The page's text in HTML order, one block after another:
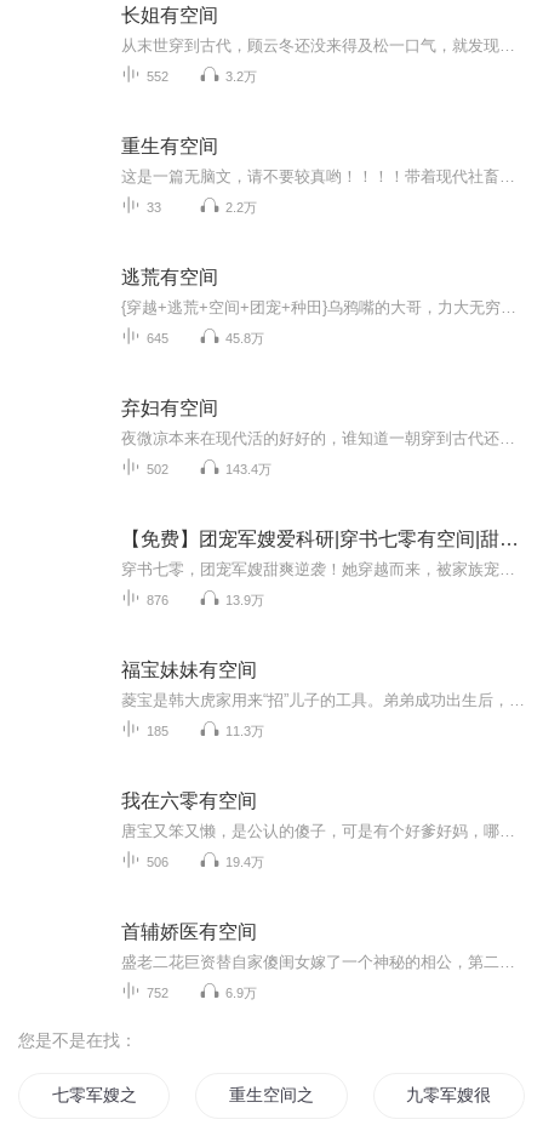
长姐有空间
552 3.2万
重生有空间
33 2.2万
逃荒有空间
645 45.8万
弃妇有空间
502 143.4万
【免费】团宠军嫂爱科研|穿书七零有空间|甜宠爽文
876 13.9万
福宝妹妹有空间
185 11.3万
我在六零有空间
506 19.4万
首辅娇医有空间
752 6.9万
您是不是在找：
七零军嫂之重生又见重生重生空间之我是军嫂 九零军嫂很凶萌